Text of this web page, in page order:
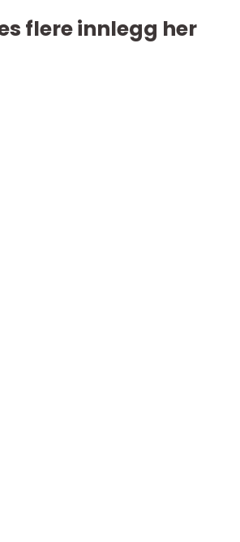
flere innlegg her